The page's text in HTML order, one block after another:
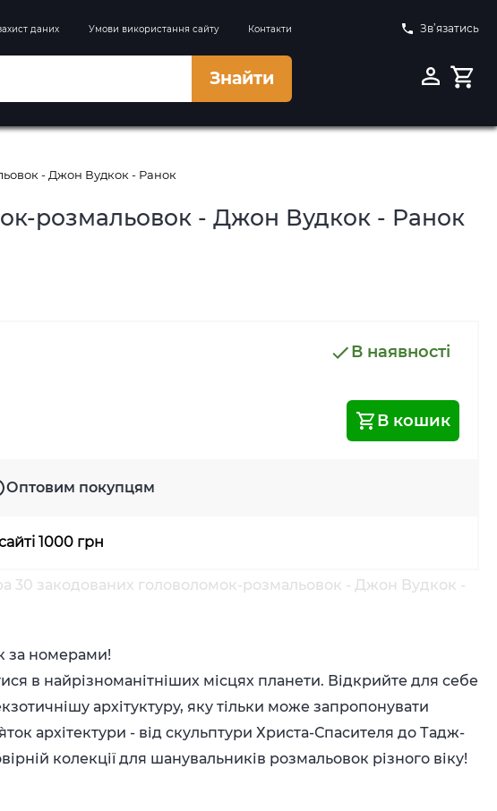
даних Умови використання сайту Контакти Зв’язатись
Знайти
- Джон Вудкок - Ранок
розмальовок - Джон Вудкок - Ранок
В наявності
В кошик
Оптовим покупцям
1000 грн
30 закодованих головоломок-розмальовок - Джон Вудкок -
за номерами!
в найрізноманітніших місцях планети. Відкрийте для себе
архітуктуру, яку тільки може запропонувати
архітектури - від скульптури Христа-Спасителя до Тадж-
колекції для шанувальників розмальовок різного віку!